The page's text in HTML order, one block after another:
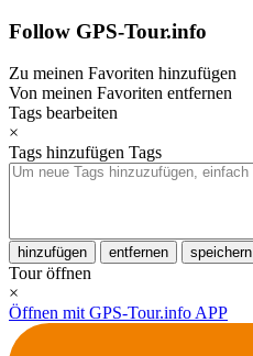
Follow GPS-Tour.info
Zu meinen Favoriten hinzufügen
Von meinen Favoriten entfernen
Tags bearbeiten
×
Tags hinzufügen Tags
hinzufügen entfernen speichern
Tour öffnen
×
Öffnen mit GPS-Tour.info APP